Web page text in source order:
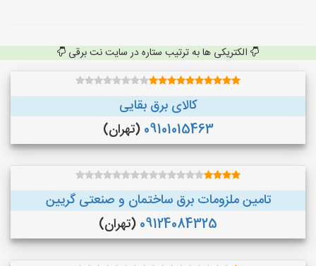
الکتریکی ها به ترتیب ستاره در سایت نت برقی
کالای برق بقایی
09101015463 (تهران)
تامین ملزومات برق ساختمان و صنعتی گریین
09124084325 (تهران)